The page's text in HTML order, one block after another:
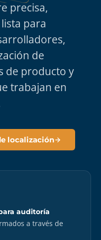
precisa,
para
de
de producto y
trabajan en
localización
auditoría
a través de